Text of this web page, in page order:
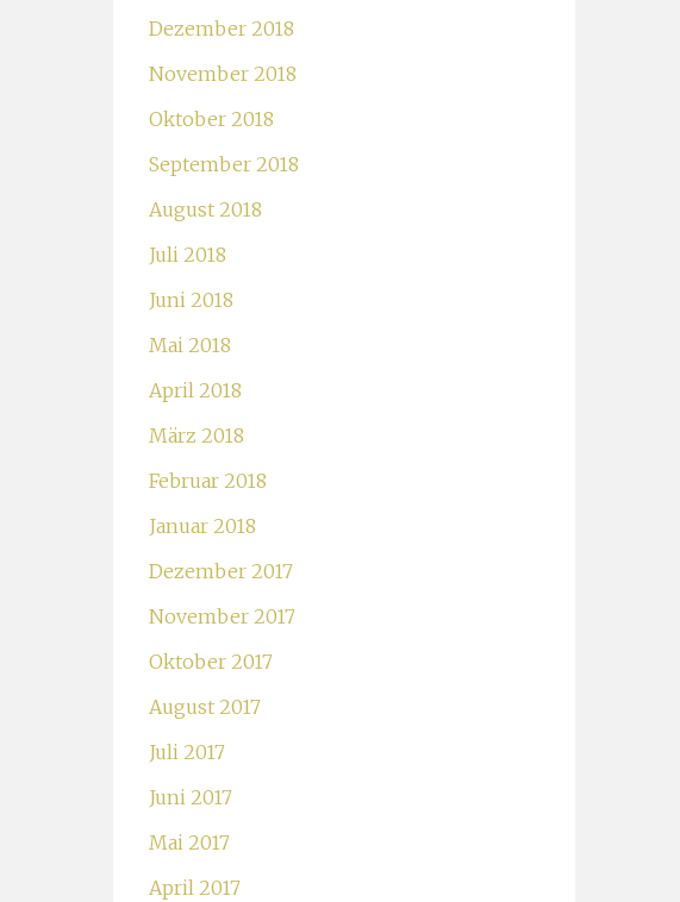
Dezember 2018
November 2018
Oktober 2018
September 2018
August 2018
Juli 2018
Juni 2018
Mai 2018
April 2018
März 2018
Februar 2018
Januar 2018
Dezember 2017
November 2017
Oktober 2017
August 2017
Juli 2017
Juni 2017
Mai 2017
April 2017